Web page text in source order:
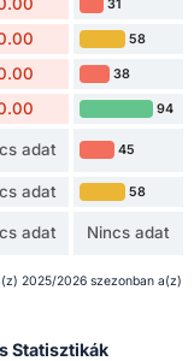
31
58
38
94
adat 45
adat 58
adat Nincs adat
2025/2026 szezonban a(z)
Statisztikák